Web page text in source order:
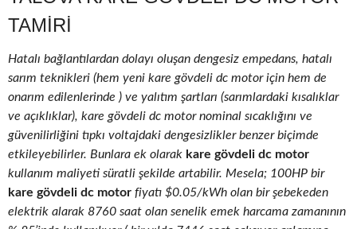
TAMIRI
Hatalı bağlantılardan dolayı oluşan dengesiz empedans, hatalı
sarım teknikleri (hem yeni kare gövdeli dc motor için hem de
onarım edilenlerinde ) ve yalıtım şartları (sarımlardaki kısalıklar
ve açıklıklar), kare gövdeli dc motor nominal sıcaklığını ve
güvenilirliğini tıpkı voltajdaki dengesizlikler benzer biçimde
etkileyebilirler. Bunlara ek olarak kare gövdeli dc motor
kullanım maliyeti süratli şekilde artabilir. Mesela; 100HP bir
kare gövdeli dc motor fiyatı $0.05/kWh olan bir şebekeden
elektrik alarak 8760 saat olan senelik emek harcama zamanının